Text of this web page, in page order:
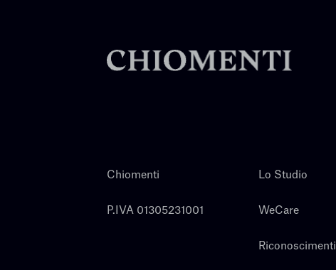
Chiomenti
P.IVA 01305231001
Lo Studio
WeCare
Riconoscimenti